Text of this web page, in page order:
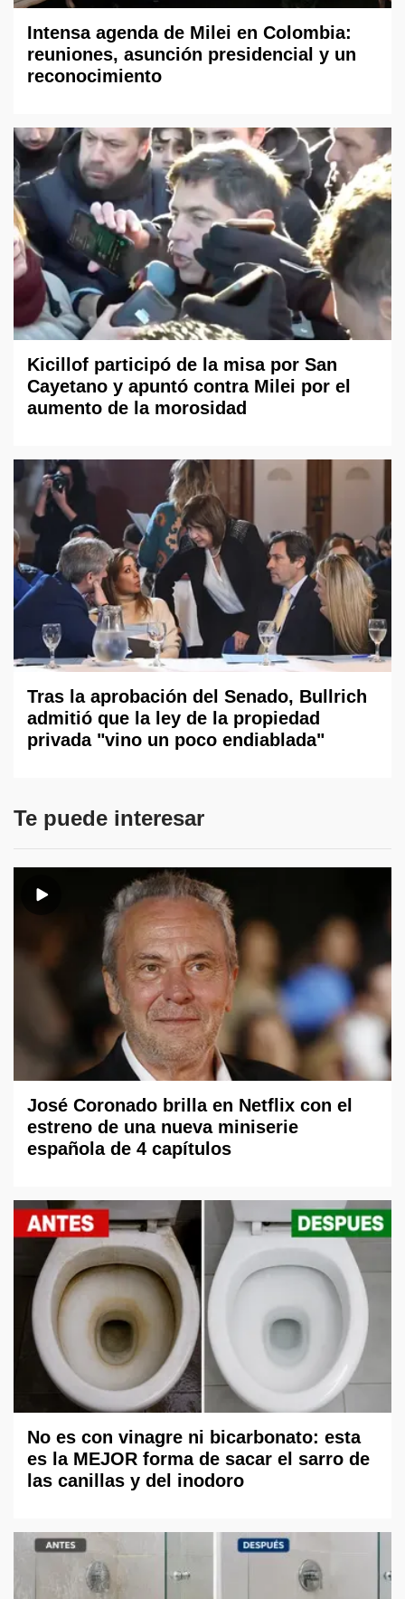
Intensa agenda de Milei en Colombia:
reuniones, asunción presidencial y un
reconocimiento
Kicillof participó de la misa por San
Cayetano y apuntó contra Milei por el
aumento de la morosidad
Tras la aprobación del Senado, Bullrich
admitió que la ley de la propiedad
privada "vino un poco endiablada"
Te puede interesar
José Coronado brilla en Netflix con el
estreno de una nueva miniserie
española de 4 capítulos
No es con vinagre ni bicarbonato: esta
es la MEJOR forma de sacar el sarro de
las canillas y del inodoro